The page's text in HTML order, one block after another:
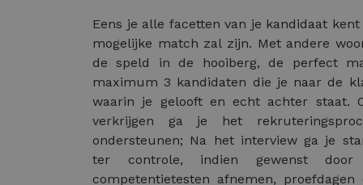
Eens je alle facetten van je kandidaat
mogelijke match zal zijn. Met andere
de speld in de hooiberg, de perfect
maximum 3 kandidaten die je naar de
waarin je gelooft en echt achter staat.
verkrijgen ga je het
ondersteunen; Na het interview ga je
ter controle, indien gewenst
competentietesten afnemen,